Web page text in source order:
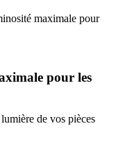
maximale pour
pour les
de vos pièces